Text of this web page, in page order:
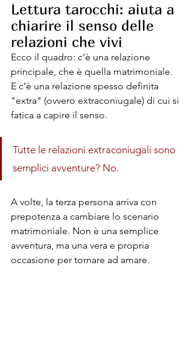
Lettura tarocchi: aiuta a
chiarire il senso delle
relazioni che vivi
Ecco il quadro: c’è una relazione
principale, che è quella matrimoniale.
E c’è una relazione spesso definita
"extra" (ovvero extraconiugale) di cui si
fatica a capire il senso.
Tutte le relazioni extraconiugali sono
semplici avventure? No.
A volte, la terza persona arriva con
prepotenza a cambiare lo scenario
matrimoniale. Non è una semplice
avventura, ma una vera e propria
occasione per tornare ad amare.